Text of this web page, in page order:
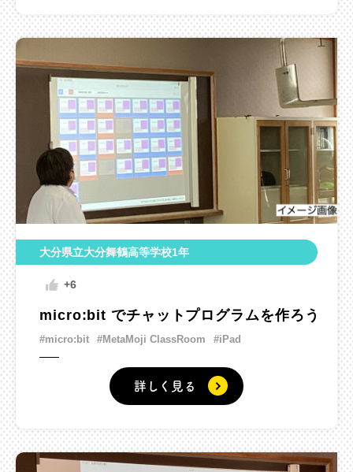
大分県立大分舞鶴高等学校1年
+6
micro:bit でチャットプログラムを作ろう
#micro:bit #MetaMoji ClassRoom #iPad
詳しく見る